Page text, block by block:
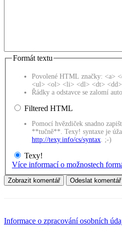
Formát textu
Povolené HTML značky: <a>
<ul> <ol> <li> <dl> <dt> <dd>
Řádky a odstavce se zalomí
Filtered HTML
Pomocí hvězdiček snadno
**tučně**. Texy! syntaxe je
http://texy.info/cs/syntax . ;-)
Texy!
Více informací o možnostech
Informace o zpracování osobních